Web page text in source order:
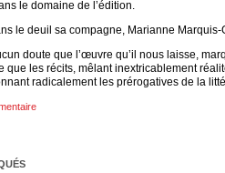
le domaine de l’édition.
le deuil sa compagne, Marianne Marquis-
doute que l’œuvre qu’il nous laisse,
que les récits, mêlant inextricablement
radicalement les prérogatives de la